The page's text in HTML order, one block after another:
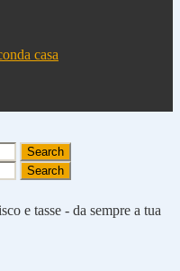
casa
e tasse - da sempre a tua